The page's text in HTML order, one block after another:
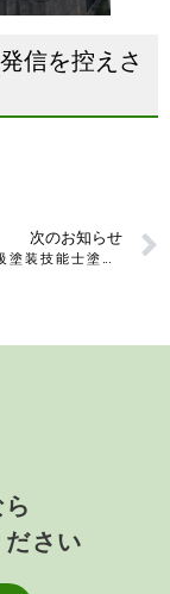
信を控えさ
次のお知らせ
2022年7月1級塗装技能士塗装工事現場
さい